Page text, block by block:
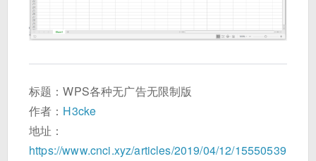
标题：WPS各种无广告无限制版
作者： H3cke
地址：
https://www.cnci.xyz/articles/2019/04/12/15550539